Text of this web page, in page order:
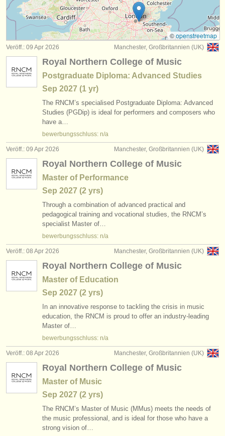
instrumentenverkauf
gestohlene instrumente
verzeichnisse:
orchester
musikhochschulen
jugendorchester
über musicalchairs
kontakt
rss feeds
nachrichten in der klassischen musik
anzeige veröffentlichen
find out about ourATS
ATS faq
einloggen
kurse: cornet (1)
degree courses: trompete (10)
wettbewerb trompet
kleinanzeigen trompete (2)
trompete verloren (53)
©openstreetmap
Manchester, Großbritannien (UK)
Veröff.: 09 Apr 2026
Royal Northern College of Music
Postgraduate Diploma: Advanced Studies
Sep 2027 (1 yr)
The RNCM’s specialised Postgraduate Diploma: Advanced
Studies (PGDip) is ideal for performers and composers who
have a…
bewerbungsschluss: n/a
Manchester, Großbritannien (UK)
Veröff.: 09 Apr 2026
Royal Northern College of Music
Master of Performance
Sep 2027 (2 yrs)
Through a combination of advanced practical and
pedagogical training and vocational studies, the RNCM’s
specialist Master of…
bewerbungsschluss: n/a
Manchester, Großbritannien (UK)
Veröff.: 08 Apr 2026
Royal Northern College of Music
Master of Education
Sep 2027 (2 yrs)
In an innovative response to tackling the crisis in music
education, the RNCM is proud to offer an industry-leading
Master of…
bewerbungsschluss: n/a
Manchester, Großbritannien (UK)
Veröff.: 08 Apr 2026
Royal Northern College of Music
Master of Music
Sep 2027 (2 yrs)
The RNCM’s Master of Music (MMus) meets the needs of
the music professional, and is ideal for those who have a
strong vision of…